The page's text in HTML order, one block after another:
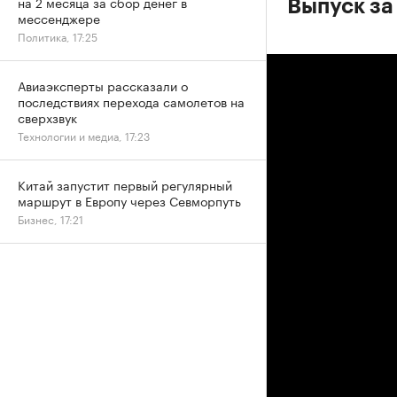
Выпуск
мессенджере
Политика, 17:25
Авиаэксперты рассказали о
последствиях перехода самолетов на
сверхзвук
Технологии и медиа, 17:23
Китай запустит первый регулярный
маршрут в Европу через Севморпуть
Бизнес, 17:21